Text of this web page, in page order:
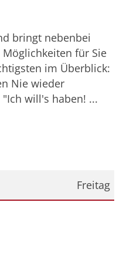
bringt nebenbei
für Sie
im Überblick:
Nie wieder
will's haben! ...
Freitag